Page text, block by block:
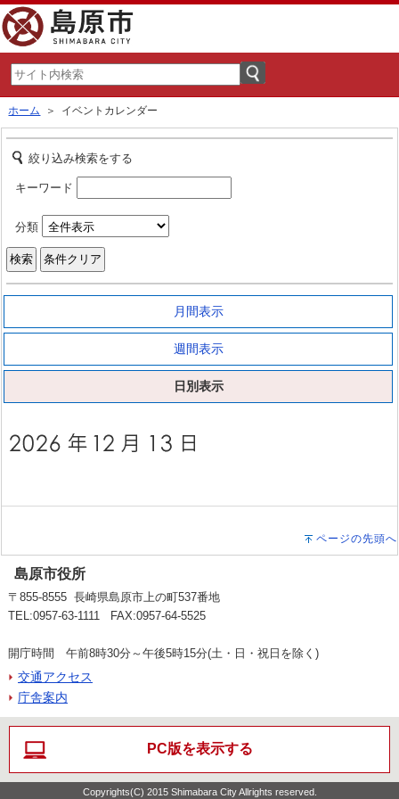
ホーム ＞ イベントカレンダー
絞り込み検索をする
キーワード
分類
月間表示
週間表示
日別表示
ページの先頭へ
島原市役所
〒855-8555 長崎県島原市上の町537番地
TEL:0957-63-1111 FAX:0957-64-5525
開庁時間 午前8時30分～午後5時15分(土・日・祝日を除く)
交通アクセス
庁舎案内
PC版を表示する
Copyrights(C) 2015 Shimabara City Allrights reserved.